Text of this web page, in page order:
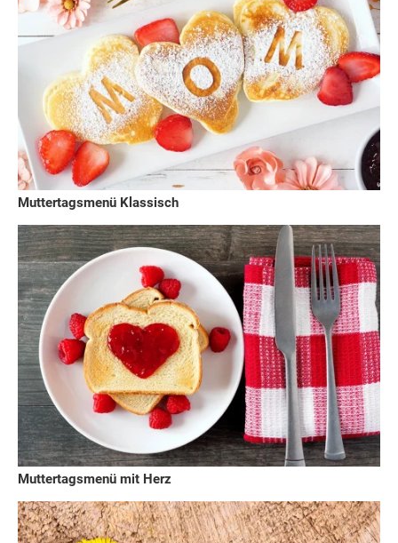
Muttertagsmenü Klassisch
Muttertagsmenü mit Herz